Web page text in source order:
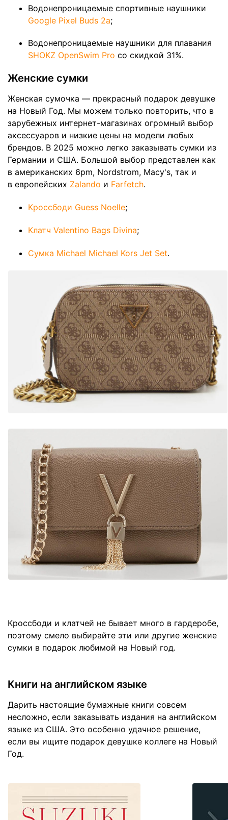
Водонепроницаемые спортивные наушники
Google Pixel Buds 2a;
Водонепроницаемые наушники для плавания
SHOKZ OpenSwim Pro со скидкой 31%.
Женские сумки
Женская сумочка — прекрасный подарок девушке
на Новый Год. Мы можем только повторить, что в
зарубежных интернет-магазинах огромный выбор
аксессуаров и низкие цены на модели любых
брендов. В 2025 можно легко заказывать сумки из
Германии и США. Большой выбор представлен как
в американских 6pm, Nordstrom, Macy's, так и
в европейских Zalando и Farfetch.
Кроссбоди Guess Noelle;
Клатч Valentino Bags Divina;
Сумка Michael Michael Kors Jet Set.
Кроссбоди и клатчей не бывает много в гардеробе,
поэтому смело выбирайте эти или другие женские
сумки в подарок любимой на Новый год.
Книги на английском языке
Дарить настоящие бумажные книги совсем
несложно, если заказывать издания на английском
языке из США. Это особенно удачное решение,
если вы ищите подарок девушке коллеге на Новый
Год.